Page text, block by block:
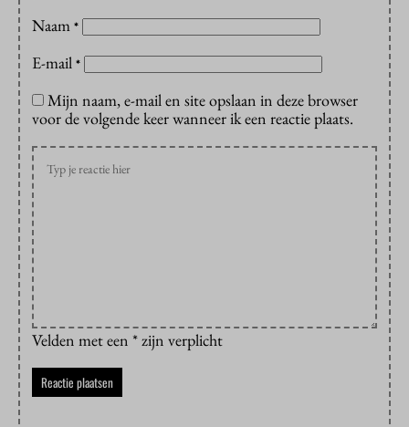
Naam *
E-mail *
Mijn naam, e-mail en site opslaan in deze browser
voor de volgende keer wanneer ik een reactie plaats.
Velden met een * zijn verplicht